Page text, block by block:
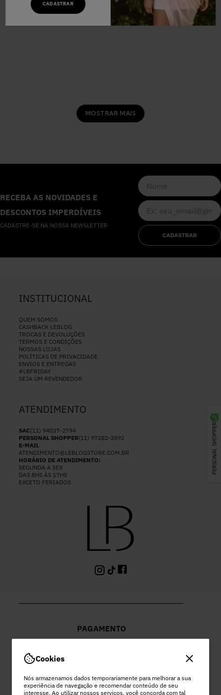
Cookies
Nós armazenamos dados temporariamente para melhorar a sua
experiência de navegação e recomendar conteúdo de seu
interesse. Ao utilizar nossos serviços, você concorda com tal
CADASTRAR
PERSONAL SHOPPER
MOSTRAR MAIS
RECEBA AS NOVIDADES E
DESCONTOS IMPERDÍVEIS
CADASTRE-SE NA NOSSA NEWSLETTER
CADASTRAR
INSTITUCIONAL
QUEM SOMOS
CASHBACK LEBLOG
TROCAS E DEVOLUÇÕES
TERMOS E CONDIÇÕES
NOSSAS LOJAS
POLÍTICAS DE PRIVACIDADE
ENVIOS E ENTREGAS
#LBFRIDAY
SEJA UM REVENDEDOR
ATENDIMENTO
SAC(11) 94037-2794
PERSONAL SHOPPER(11) 97282-2892
E-MAIL
ATENDIMENTO@LEBLOGSTORE.COM.BR
HORÁRIO DE ATENDIMENTO:
SEGUNDA A SEX
DAS 8HS ÀS 17HS
EXCETO FERIADOS
PAGAMENTO
PEC COMERCIO DO VESTUARIO LTDA